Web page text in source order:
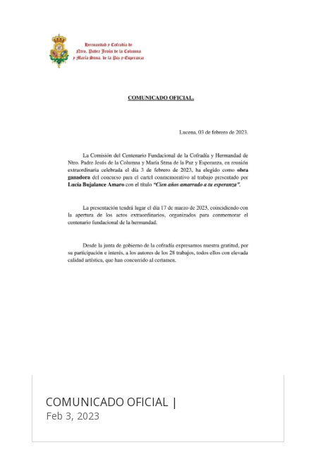
COMUNICADO OFICIAL |
Feb 3, 2023